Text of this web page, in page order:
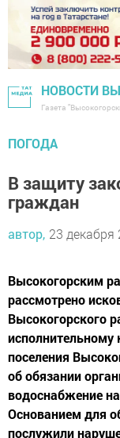
НОВОСТИ
Газета
ПОГОДА
В защиту
граждан
автор, 23 декабря
Высокогорским
рассмотрено
Высокогорского
исполнительному
поселения
об обязании
водоснабжение
Основанием для
послужили